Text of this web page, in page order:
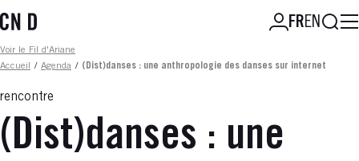
au
principal
FREN
Fil d'ariane
Voir le Fil d'Ariane
Accueil
/ Agenda / (Dist)danses : une anthropologie des danses sur internet
rencontre
(Dist)danses : une